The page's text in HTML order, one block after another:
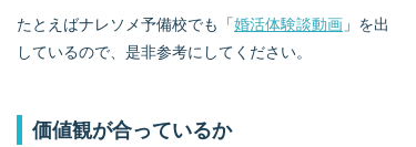
たとえばナレソメ予備校でも「婚活体験談動画 」を出
しているので、是非参考にしてください。
価値観が合っているか